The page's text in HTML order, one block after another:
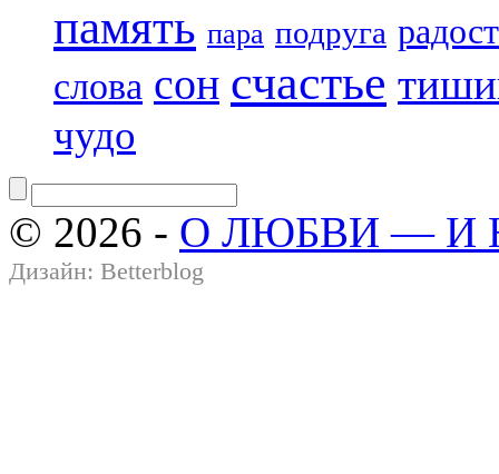
память пара подруга
слова сон счастье
чудо
© 2026 - О ЛЮБВИ — И
Дизайн: Betterblog